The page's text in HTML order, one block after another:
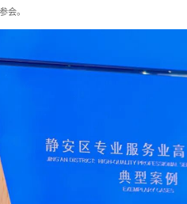
会。